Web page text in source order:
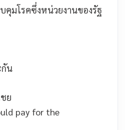
คุมโรคซึ่งหน่วยงานของรัฐ
กัน
ย
pay for the